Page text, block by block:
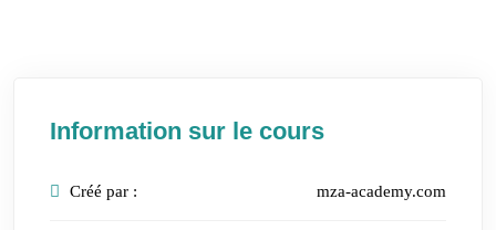
Information sur le cours
Créé par : mza-academy.com